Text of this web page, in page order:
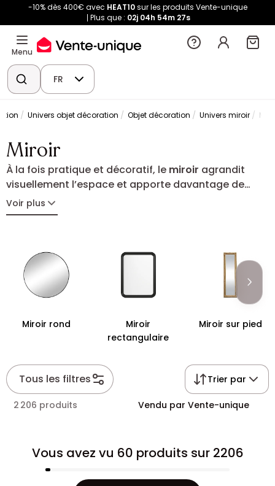
-10% dès 400€ avec HEAT10sur les produits Vente-unique
Plus que : 02j 04h 54m 27s
Menu
FR
Univers objet décoration Objet décoration Univers miroir
Miroir
À la fois pratique et décoratif, le miroir agrandit
visuellement l’espace et apporte davantage de
lumière à votre intérieur. Dans une entrée, un salon,
une chambre ou une salle de bain, il s’intègre
qui sublimera votre pièce.
Voir plus
Miroir rond
Miroir
rectangulaire
Miroir sur pied
Tous les filtres Trier par
2 206 produits Vendu par Vente-unique
Vous avez vu 60 produits sur 2206